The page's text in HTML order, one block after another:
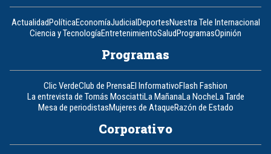
ActualidadPolíticaEconomíaJudicialDeportesNuestra Tele Internacional
Ciencia y TecnologíaEntretenimientoSaludProgramasOpinión
Programas
Clic VerdeClub de PrensaEl InformativoFlash Fashion
La entrevista de Tomás MosciattiLa MañanaLa NocheLa Tarde
Mesa de periodistasMujeres de AtaqueRazón de Estado
Corporativo